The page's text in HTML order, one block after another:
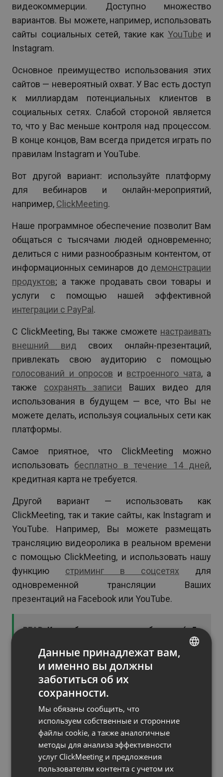
видеокоммерции. Доступно множество
вариантов. Вы можете, например, использовать
сайты социальных сетей, такие как YouTube и
Instagram.
Основное преимущество использования этих
сайтов — невероятный охват. У Вас есть доступ
к миллиардам потенциальных клиентов в
социальных сетях. Слабой стороной является
то, что у Вас меньше контроля над процессом.
В конце концов, Вам всегда придется играть по
правилам Instagram и YouTube.
Вот другой вариант: используйте платформу
для вебинаров и онлайн-мероприятий,
например, ClickMeeting.
Наше программное обеспечение позволит Вам
общаться с тысячами людей одновременно;
делиться с ними разнообразным контентом, от
информационных семинаров до демонстрации
продуктов; а также продавать свои товары и
услуги с помощью нашей эффективной
интеграции с PayPal .
С ClickMeeting, Вы также сможете настраивать
внешний вид своих онлайн-презентаций,
привлекать свою аудиторию с помощью
голосований и опросов и встроенного чата, а
также сохранять записи Ваших видео для
использования в будущем — все, что Вы не
можете делать, используя социальных сети как
платформы.
Самое приятное, что ClickMeeting можно
использовать бесплатно в течение 14 дней,
кредитная карта не требуется.
Другой вариант — использовать как
ClickMeeting, так и такие сайты, как Instagram и
YouTube. Например, Вы можете размещать
трансляцию видеоролика в реальном времени
с помощью ClickMeeting, и использовать нашу
функцию стриминг в соцсетях для
одновременной трансляции Ваших
презентаций на Facebook или YouTube.
READ Как выбрать темы для вебинаров (и 5
прямо сейчас)
Затем Вы можете взять записанный материал и
опубликовать его в своих профилях в
социальных сетях, чтобы создать
дополнительные активы для видеокоммерции.
Это действительно беспроигрышный
сценарий!
POLISH
RUSSIAN
PORTUGUESE
Данные принадлежат вам,
и именно вы должны
заботиться об их
сохранности.
Мы обязаны сообщить, что
используем собственные и сторонние
файлы cookie, а также аналогичные
методы для анализа эффективности
услуг ClickMeeting и предложения
пользователям контента с учетом их